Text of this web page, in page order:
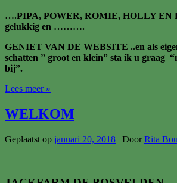
….PIPA, POWER, ROMIE, HOLLY EN
gelukkig en ……….
GENIET VAN DE WEBSITE ..en als
schatten ” groot en klein” sta ik u graag
bij”.
Lees meer »
DE
TIJD….
WELKOM
Geplaatst op januari 20, 2018 | DoorRita